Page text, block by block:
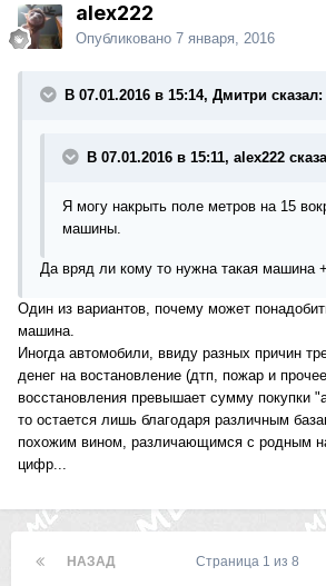
alex222
Опубликовано 7 января, 2016
В 07.01.2016 в 15:14, Дмитри сказал:
В 07.01.2016 в 15:11, alex222
Я могу накрыть поле метров на 15
машины.
Да вряд ли кому то нужна такая машина
Один из вариантов, почему может
машина.
Иногда автомобили, ввиду разных причин
денег на востановление (дтп, пожар и
восстановления превышает сумму покупки
то остается лишь благодаря различным
похожим вином, различающимся с родным
цифр...
НАЗАД Страница 1 из 8